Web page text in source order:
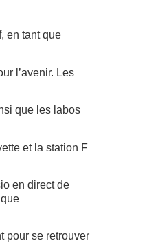
en tant que
l’avenir. Les
que les labos
et la station F
en direct de
pour se retrouver